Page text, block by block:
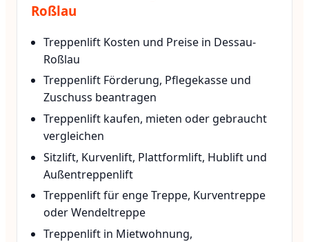
Roßlau
Treppenlift Kosten und Preise in Dessau-
Roßlau
Treppenlift Förderung, Pflegekasse und
Zuschuss beantragen
Treppenlift kaufen, mieten oder gebraucht
vergleichen
Sitzlift, Kurvenlift, Plattformlift, Hublift und
Außentreppenlift
Treppenlift für enge Treppe, Kurventreppe
oder Wendeltreppe
Treppenlift in Mietwohnung,